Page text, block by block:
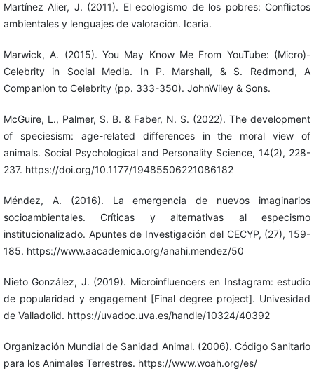
Martínez Alier, J. (2011). El ecologismo de los pobres: Conflictos
ambientales y lenguajes de valoración. Icaria.
Marwick, A. (2015). You May Know Me From YouTube: (Micro)-
Celebrity in Social Media. In P. Marshall, & S. Redmond, A
Companion to Celebrity (pp. 333-350). JohnWiley & Sons.
McGuire, L., Palmer, S. B. & Faber, N. S. (2022). The development
of speciesism: age-related differences in the moral view of
animals. Social Psychological and Personality Science, 14(2), 228-
237. https://doi.org/10.1177/19485506221086182
Méndez, A. (2016). La emergencia de nuevos imaginarios
socioambientales. Críticas y alternativas al especismo
institucionalizado. Apuntes de Investigación del CECYP, (27), 159-
185. https://www.aacademica.org/anahi.mendez/50
Nieto González, J. (2019). Microinfluencers en Instagram: estudio
de popularidad y engagement [Final degree project]. Univesidad
de Valladolid. https://uvadoc.uva.es/handle/10324/40392
Organización Mundial de Sanidad Animal. (2006). Código Sanitario
para los Animales Terrestres. https://www.woah.org/es/